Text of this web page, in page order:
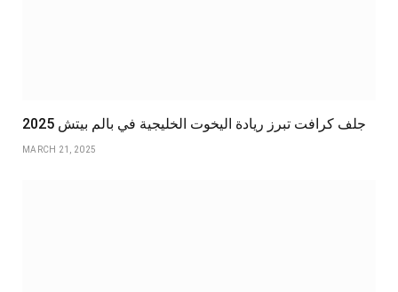
جلف كرافت تبرز ريادة اليخوت الخليجية في بالم بيتش 2025
MARCH 21, 2025